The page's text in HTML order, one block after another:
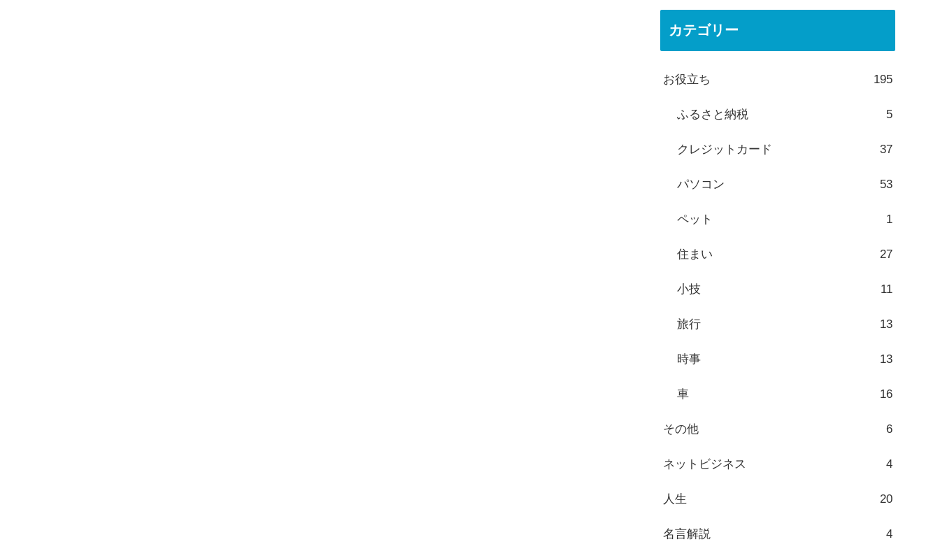
カテゴリー
お役立ち 195
ふるさと納税 5
クレジットカード 37
パソコン 53
ペット 1
住まい 27
小技 11
旅行 13
時事 13
車 16
その他 6
ネットビジネス 4
人生 20
名言解説 4